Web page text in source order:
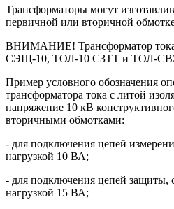
Трансформаторы могут
первичной или вторичной
ВНИМАНИЕ! Трансформатор
СЭЩ-10, ТОЛ-10 СЗТТ и ТОЛ-
Пример условного обозначения
трансформатора тока с литой
напряжение 10 кВ
вторичными обмотками:
- для подключения цепей
нагрузкой 10 ВА;
- для подключения цепей защиты,
нагрузкой 15 ВА;